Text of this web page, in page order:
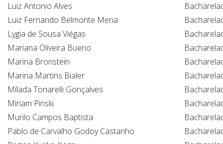
Luiz Antonio Alves
Luiz Fernando Belmonte Mena
Lygia de Sousa Viégas
Mariana Oliveira Bueno
Marina Bronstein
Marina Martins Bialer
Mílada Tonarelli Gonçalves
Miriam Pinski
Murilo Campos Baptista
Pablo de Carvalho Godoy Castanho